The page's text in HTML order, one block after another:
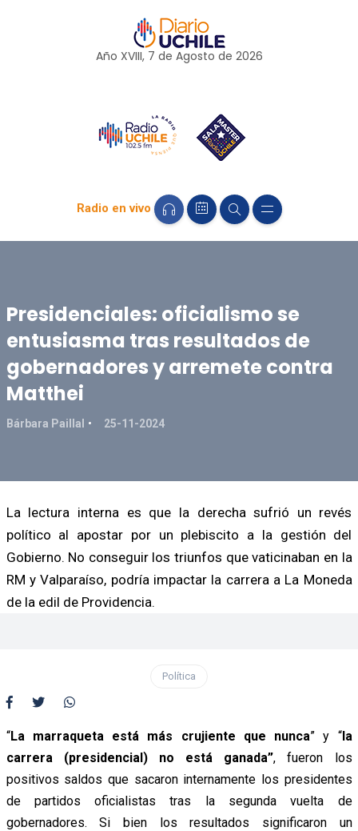
Año XVIII, 7 de Agosto de 2026
Radio en vivo
Presidenciales: oficialismo se
entusiasma tras resultados de
gobernadores y arremete contra
Matthei
Bárbara Paillal 25-11-2024
La lectura interna es que la derecha sufrió un revés
político al apostar por un plebiscito a la gestión del
Gobierno. No conseguir los triunfos que vaticinaban en la
RM y Valparaíso, podría impactar la carrera a La Moneda
de la edil de Providencia.
Política
“La marraqueta está más crujiente que nunca” y “la
carrera (presidencial) no está ganada”, fueron los
positivos saldos que sacaron internamente los presidentes
de partidos oficialistas tras la segunda vuelta de
gobernadores. Si bien los resultados significaron un